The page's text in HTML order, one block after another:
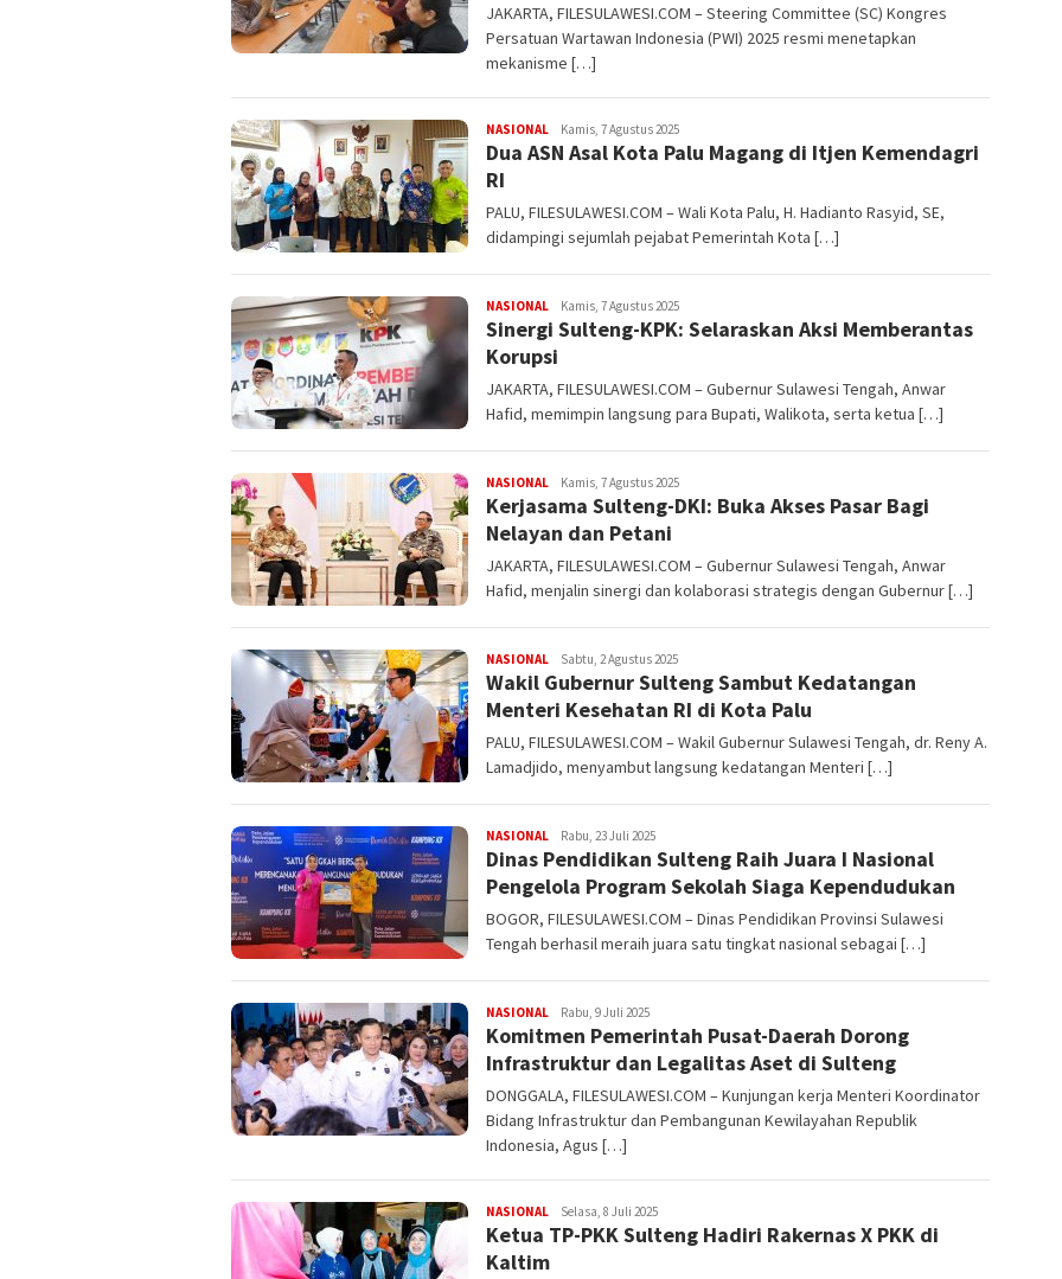
JAKARTA, FILESULAWESI.COM – Steering Committee (SC) Kongres
Persatuan Wartawan Indonesia (PWI) 2025 resmi menetapkan
mekanisme […]
NASIONAL FILESULAWESI
Kamis, 7 Agustus 2025
Dua ASN Asal Kota Palu Magang di Itjen Kemendagri
RI
PALU, FILESULAWESI.COM – Wali Kota Palu, H. Hadianto Rasyid, SE,
didampingi sejumlah pejabat Pemerintah Kota […]
NASIONAL FILESULAWESI
Kamis, 7 Agustus 2025
Sinergi Sulteng-KPK: Selaraskan Aksi Memberantas
Korupsi
JAKARTA, FILESULAWESI.COM – Gubernur Sulawesi Tengah, Anwar
Hafid, memimpin langsung para Bupati, Walikota, serta ketua […]
NASIONAL FILESULAWESI
Kamis, 7 Agustus 2025
Kerjasama Sulteng-DKI: Buka Akses Pasar Bagi
Nelayan dan Petani
JAKARTA, FILESULAWESI.COM – Gubernur Sulawesi Tengah, Anwar
Hafid, menjalin sinergi dan kolaborasi strategis dengan Gubernur […]
NASIONAL FILESULAWESI
Sabtu, 2 Agustus 2025
Wakil Gubernur Sulteng Sambut Kedatangan
Menteri Kesehatan RI di Kota Palu
PALU, FILESULAWESI.COM – Wakil Gubernur Sulawesi Tengah, dr. Reny A.
Lamadjido, menyambut langsung kedatangan Menteri […]
NASIONAL FILESULAWESI
Rabu, 23 Juli 2025
Dinas Pendidikan Sulteng Raih Juara I Nasional
Pengelola Program Sekolah Siaga Kependudukan
BOGOR, FILESULAWESI.COM – Dinas Pendidikan Provinsi Sulawesi
Tengah berhasil meraih juara satu tingkat nasional sebagai […]
NASIONAL FILESULAWESI
Rabu, 9 Juli 2025
Komitmen Pemerintah Pusat-Daerah Dorong
Infrastruktur dan Legalitas Aset di Sulteng
DONGGALA, FILESULAWESI.COM – Kunjungan kerja Menteri Koordinator
Bidang Infrastruktur dan Pembangunan Kewilayahan Republik
Indonesia, Agus […]
NASIONAL FILESULAWESI
Selasa, 8 Juli 2025
Ketua TP-PKK Sulteng Hadiri Rakernas X PKK di
Kaltim